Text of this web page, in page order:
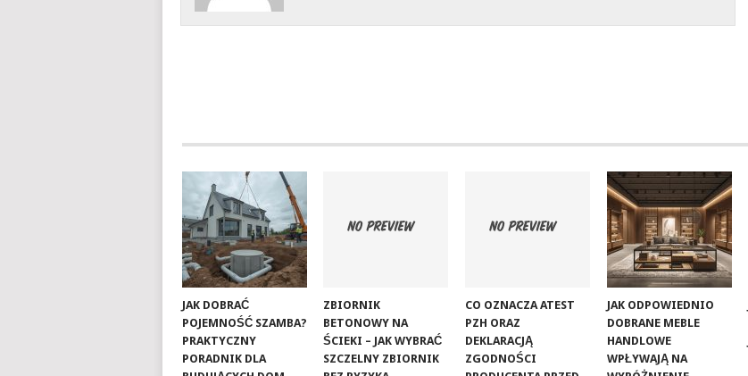
JAK DOBRAĆ
POJEMNOŚĆ SZAMBA?
PRAKTYCZNY
PORADNIK DLA
ZBIORNIK
BETONOWY NA
ŚCIEKI – JAK WYBRAĆ
SZCZELNY ZBIORNIK
CO OZNACZA ATEST
PZH ORAZ
DEKLARACJĄ
ZGODNOŚCI
JAK ODPOWIEDNIO
DOBRANE MEBLE
HANDLOWE
WPŁYWAJĄ NA